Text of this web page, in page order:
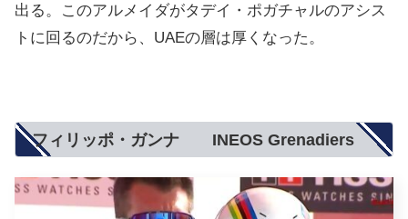
出る。このアルメイダがタデイ・ポガチャルのアシス
トに回るのだから、UAEの層は厚くなった。
フィリッポ・ガンナ INEOS Grenadiers